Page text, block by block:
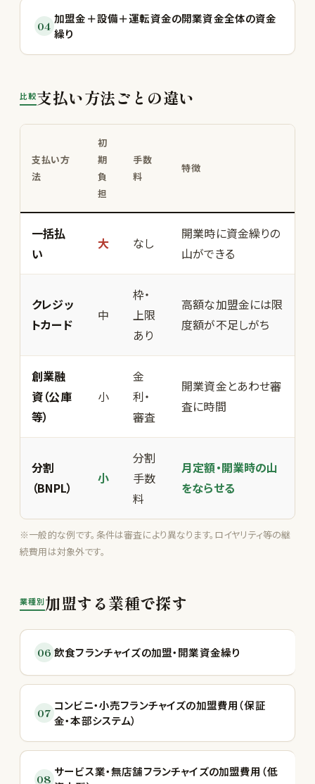
04
加盟金＋設備＋運転資金の開業資金全体の資金
繰り
比較支払い方法ごとの違い
支払い方
法
初
期
負
担
手数
料
特徴
一括払
い
大 なし
開業時に資金繰りの
山ができる
クレジッ
トカード
中
枠・
上限
あり
高額な加盟金には限
度額が不足しがち
創業融
資（公庫
等）
小
金
利・
審査
開業資金とあわせ審
査に時間
分割
（BNPL）
小
分割
手数
料
月定額・開業時の山
をならせる
※一般的な例です。条件は審査により異なります。ロイヤリティ等の継
続費用は対象外です。
業種別加盟する業種で探す
06 飲食フランチャイズの加盟・開業資金繰り
07
コンビニ・小売フランチャイズの加盟費用（保証
金・本部システム）
08
サービス業・無店舗フランチャイズの加盟費用（低